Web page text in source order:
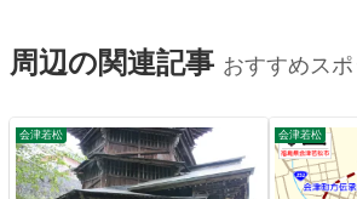
周辺の関連記事 おすすめスポ
会津若松 会津若松